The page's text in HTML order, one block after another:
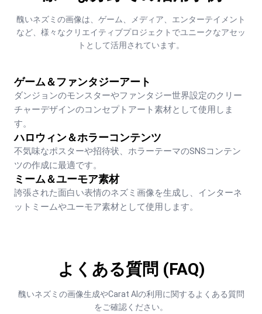
醜いネズミの画像は、ゲーム、メディア、エンターテイメント
など、様々なクリエイティブプロジェクトでユニークなアセッ
トとして活用されています。
ゲーム＆ファンタジーアート
ダンジョンのモンスターやファンタジー世界設定のクリー
チャーデザインのコンセプトアート素材として使用しま
す。
ハロウィン＆ホラーコンテンツ
不気味なポスターや招待状、ホラーテーマのSNSコンテン
ツの作成に最適です。
ミーム＆ユーモア素材
誇張された面白い表情のネズミ画像を生成し、インターネ
ットミームやユーモア素材として使用します。
よくある質問 (FAQ)
醜いネズミの画像生成やCarat AIの利用に関するよくある質問
をご確認ください。